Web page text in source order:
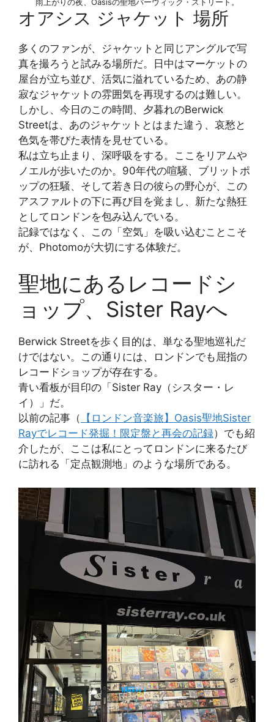
オアシス ジャケット 場所
多くのファンが、ジャケットと同じアングルで写
真を撮ろうと試みる場所だ。日中はマーケットの
屋台が立ち並び、活気に溢れているため、あの静
寂なジャケットの雰囲気を再現するのは難しい。
しかし、今日のこの時間、夕暮れのBerwick
Streetは、あのジャケットとはまた違う、哀愁と
色気を帯びた表情を見せている。
私は立ち止まり、深呼吸をする。ここをリアムや
ノエルが歩いたのか。90年代の喧騒、ブリットポ
ップの狂騒、そして若き日の彼らの野心が、この
アスファルトの下に再び目を覚まし、新たな熱狂
としてロンドンを包み込んでいる。
記録ではなく、この「空気」を吸い込むことこそ
が、Photomoが大切にする体験だ。
聖地にあるレコードシ
ョップ、Sister Rayへ
Berwick Streetを歩く目的は、単なる聖地巡礼だ
けではない。この通りには、ロンドンでも屈指の
レコードショップが存在する。
青い看板が目印の「Sister Ray（シスター・レ
イ）」だ。
以前の記事（ 【ロンドン音楽旅】Oasis聖地Sister
Rayでレコード発掘！限定盤と再会の記録）でも紹
介したが、ここは私にとってロンドンに来るたび
に訪れる「定点観測地」のような場所である。